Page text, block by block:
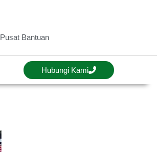
Pusat Bantuan
Hubungi Kami